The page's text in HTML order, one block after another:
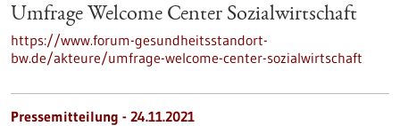
Umfrage Welcome Center Sozialwirtschaft
https://www.forum-gesundheitsstandort-
bw.de/akteure/umfrage-welcome-center-sozialwirtschaft
Pressemitteilung - 24.11.2021